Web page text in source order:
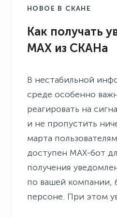
НОВОЕ В СКАНЕ
Как получать
MAX из СКАНа
В нестабильной
среде особенно
реагировать на
и не пропустить
марта
доступен MAX-бот
получения
по вашей компании,
персоне. При этом